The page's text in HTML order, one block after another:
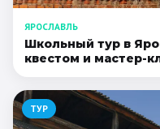
ЯРОСЛАВЛЬ
Школьный тур в
квестом и мастер-
ТУР